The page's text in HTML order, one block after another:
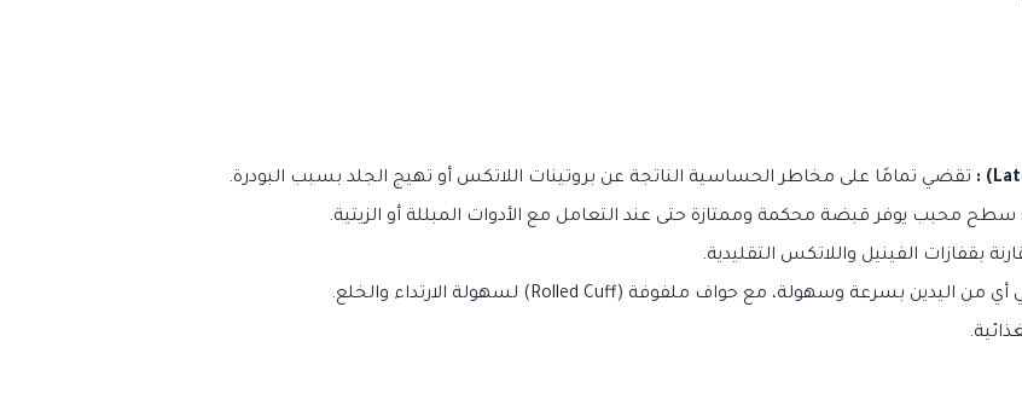
تقضي تمامًا على مخاطر الحساسية الناتجة عن بروتينات اللاتكس أو تهيج الجلد بسبب البودرة.
سطح محبب يوفر قبضة محكمة وممتازة حتى عند التعامل مع الأدوات المبللة أو الزيتية.
بقفازات الفينيل واللاتكس التقليدية.